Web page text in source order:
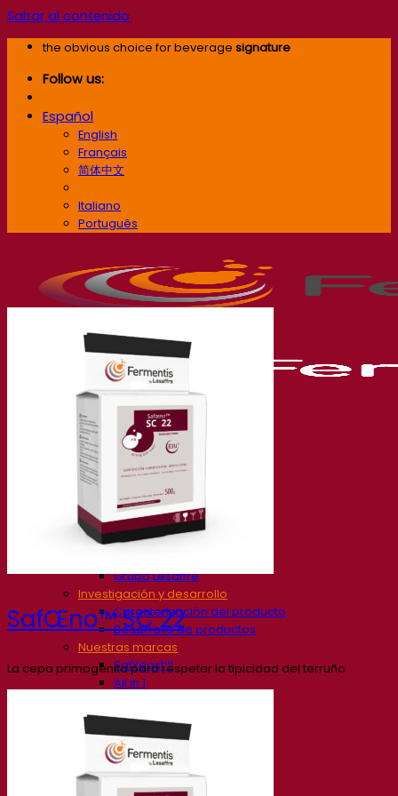
Saltar al contenido
the obvious choice for beverage signature
Follow us:
Español
English
Français
简体中文
Italiano
Português
Nuestra empresa
Sobre nosotros
Expertos en fermentación
El Campus de Fermentis
Un equipo apasionado
Grupo Lesaffre
Investigación y desarrollo
Caracterización del producto
Desarrollo de productos
Nuestras marcas
SafYeast™
All In 1
Otros servicios
Toll manufacturing
Catas de bebidas
Soluciones de fermentación
Cerveza
SafŒno™ SC 22
La cepa primogénita para respetar la tipicidad del terruño